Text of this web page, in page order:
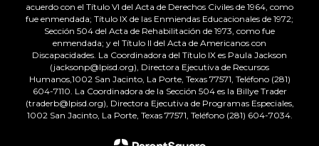
acuerdo con el Título VI del Acta de Derechos Civiles de 1964, como
fue enmendada; Título IX de las Enmiendas Educacionales de 1972;
Sección 504 del Acta de Rehabilitación de 1973, como fue
enmendada; y el Título II del Acta de Americanos con
Discapacidades. La Coordinadora del Título IX es Paula Jackson
(jacksonp@lpisd.org), Directora Ejecutiva de Recursos
Humanos,1002 San Jacinto, La Porte, Texas 77571, Teléfono (281)
604-7110. La Coordinadora de la Sección 504 es la Billye Trader
(traderb@lpisd.org), Directora Ejecutiva de Programas Especiales,
1002 San Jacinto, La Porte, Texas 77571, Teléfono (281) 604-7034.